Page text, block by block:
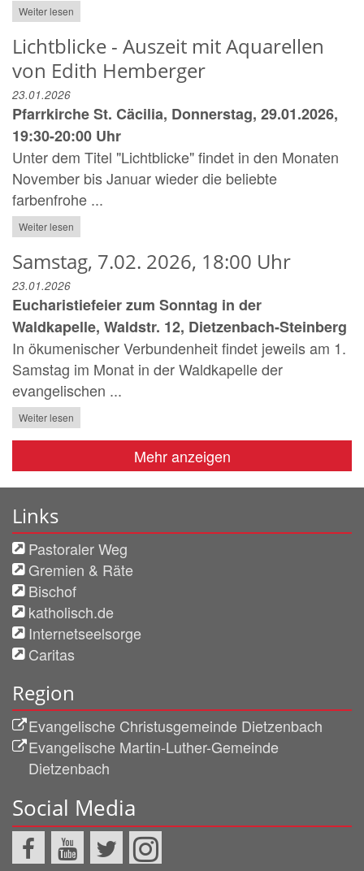
Weiter lesen
Lichtblicke - Auszeit mit Aquarellen
von Edith Hemberger
23.01.2026
Pfarrkirche St. Cäcilia, Donnerstag, 29.01.2026,
19:30-20:00 Uhr
Unter dem Titel "Lichtblicke" findet in den Monaten
November bis Januar wieder die beliebte
farbenfrohe ...
Weiter lesen
Samstag, 7.02. 2026, 18:00 Uhr
23.01.2026
Eucharistiefeier zum Sonntag in der
Waldkapelle, Waldstr. 12, Dietzenbach-Steinberg
In ökumenischer Verbundenheit findet jeweils am 1.
Samstag im Monat in der Waldkapelle der
evangelischen ...
Weiter lesen
Mehr anzeigen
Links
Pastoraler Weg
Gremien & Räte
Bischof
katholisch.de
Internetseelsorge
Caritas
Region
Evangelische Christusgemeinde Dietzenbach
Evangelische Martin-Luther-Gemeinde
Dietzenbach
Social Media